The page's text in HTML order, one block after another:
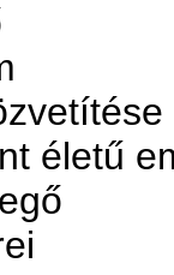
életű